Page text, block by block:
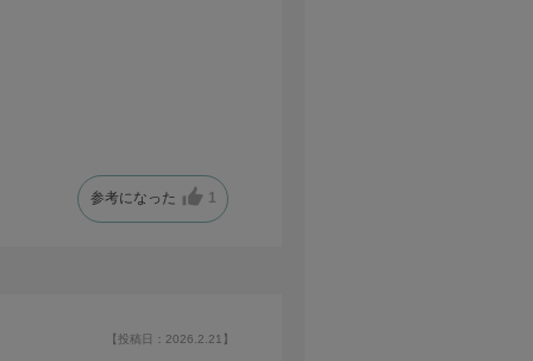
参考になった 1
【投稿日：2026.2.21】